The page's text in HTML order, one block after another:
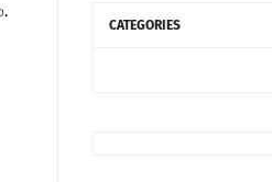
CATEGORIES